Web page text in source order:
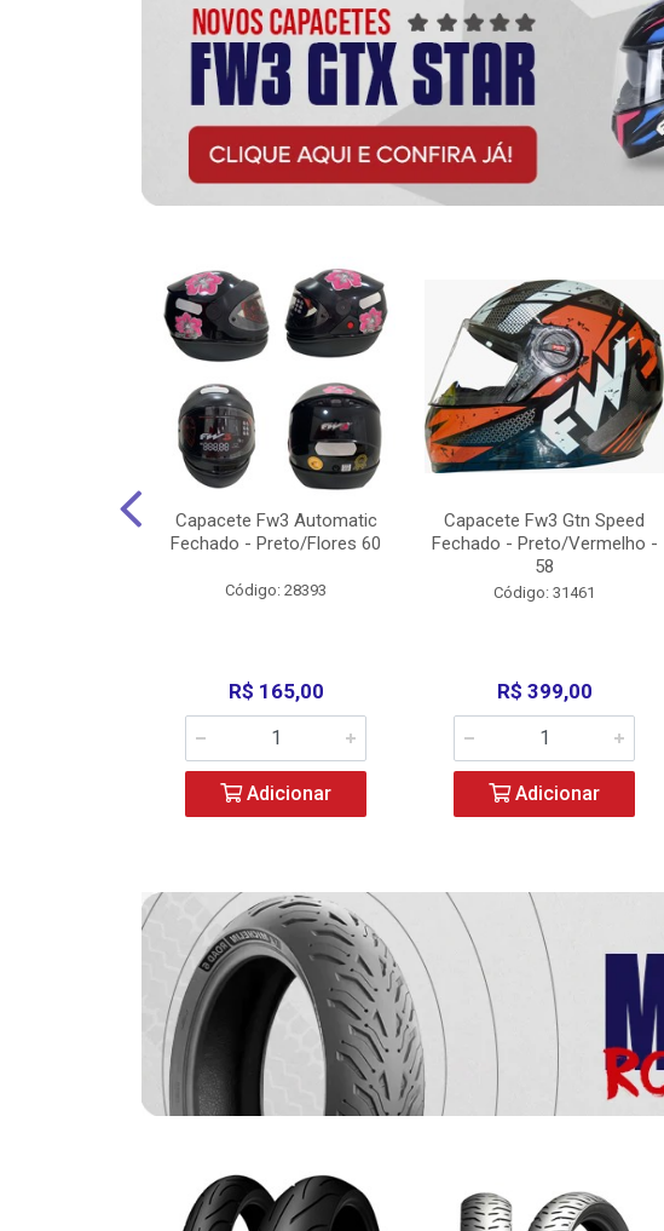
Capacete Fw3 Automatic
Fechado - Preto/Flores 60
Código: 28393
R$ 165,00
Adicionar
Capacete Fw3 Gtn Speed
Fechado - Preto/Vermelho -
58
Código: 31461
R$ 399,00
Adicionar